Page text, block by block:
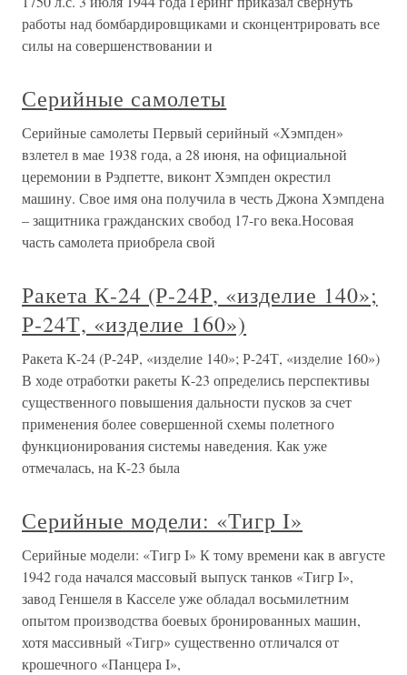
работы над бомбардировщиками и сконцентрировать все
силы на совершенствовании и
Серийные самолеты
Серийные самолеты Первый серийный «Хэмпден»
взлетел в мае 1938 года, а 28 июня, на официальной
церемонии в Рэдпетте, виконт Хэмпден окрестил
машину. Свое имя она получила в честь Джона Хэмпдена
– защитника гражданских свобод 17-го века.Носовая
часть самолета приобрела свой
Ракета К-24 (Р-24Р, «изделие 140»;
Р-24Т, «изделие 160»)
Ракета К-24 (Р-24Р, «изделие 140»; Р-24Т, «изделие 160»)
В ходе отработки ракеты К-23 определись перспективы
существенного повышения дальности пусков за счет
применения более совершенной схемы полетного
функционирования системы наведения. Как уже
отмечалась, на К-23 была
Серийные модели: «Тигр I»
Серийные модели: «Тигр I» К тому времени как в августе
1942 года начался массовый выпуск танков «Тигр I»,
завод Геншеля в Касселе уже обладал восьмилетним
опытом производства боевых бронированных машин,
хотя массивный «Тигр» существенно отличался от
крошечного «Панцера I»,